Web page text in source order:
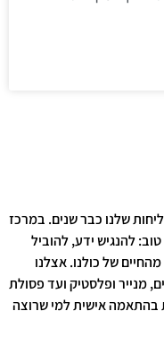
שלנו כבר שנים. במרכז
להנגיש ידע, להוביל
של כולנו. אצלנו
מנייר ופלסטיק ועד פסולת
בהתאמה אישית למי שרוצה